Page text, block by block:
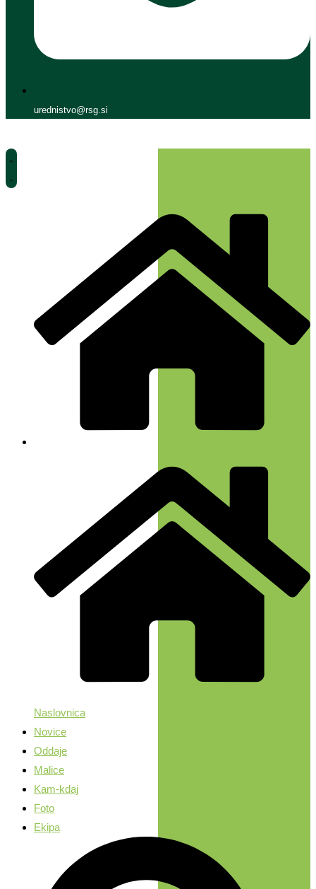
urednistvo@rsg.si
Naslovnica
Novice
Oddaje
Malice
Kam-kdaj
Foto
Ekipa